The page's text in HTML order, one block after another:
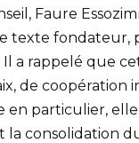
Faure
texte fondateur,
a rappelé que
de coopération
en particulier,
la consolidation